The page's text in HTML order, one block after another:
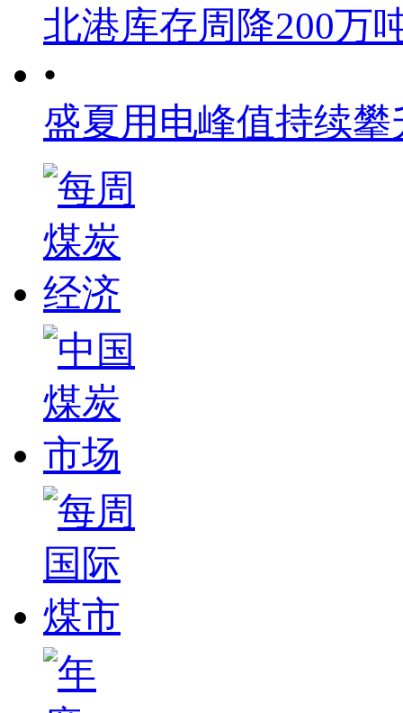
北港库存周降200万
•
盛夏用电峰值持续